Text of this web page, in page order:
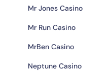
Mr Jones Casino
Mr Run Casino
MrBen Casino
Neptune Casino